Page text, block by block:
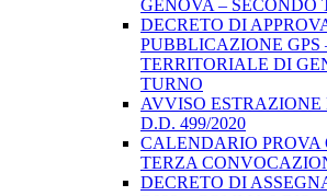
GENOVA – SECONDO
DECRETO DI
PUBBLICAZIONE GPS
TERRITORIALE DI
TURNO
AVVISO ESTRAZIONE
D.D. 499/2020
CALENDARIO PROVA
TERZA
DECRETO DI